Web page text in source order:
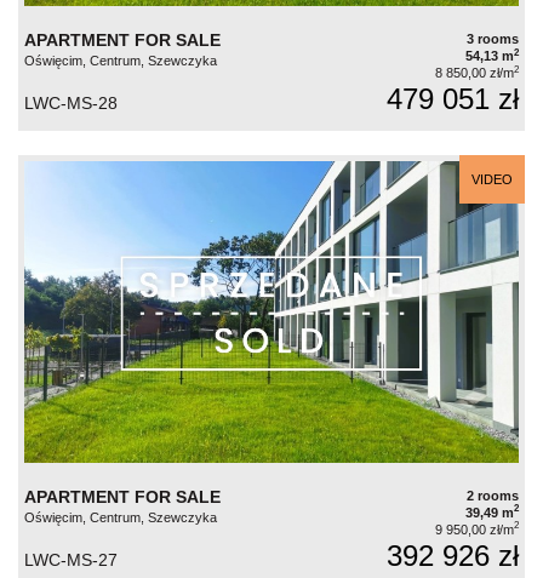
APARTMENT FOR SALE
Oświęcim, Centrum, Szewczyka
3 rooms
54,13 m2
8 850,00 zł/m2
LWC-MS-28 479 051 zł
VIDEO
APARTMENT FOR SALE
Oświęcim, Centrum, Szewczyka
2 rooms
39,49 m2
9 950,00 zł/m2
LWC-MS-27 392 926 zł